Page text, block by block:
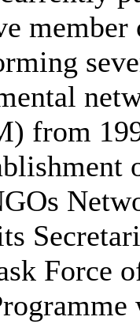
from
Force